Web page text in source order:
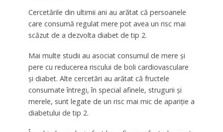
Cercetările din ultimii ani au arătat că persoanele
care consumă regulat mere pot avea un risc mai
scăzut de a dezvolta diabet de tip 2.
Mai multe studii au asociat consumul de mere și
pere cu reducerea riscului de boli cardiovasculare
și diabet. Alte cercetări au arătat că fructele
consumate întregi, în special afinele, strugurii și
merele, sunt legate de un risc mai mic de apariție a
diabetului de tip 2.